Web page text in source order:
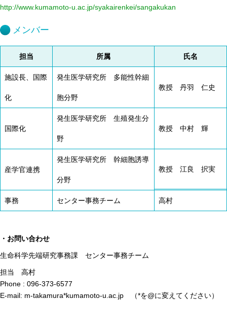
http://www.kumamoto-u.ac.jp/syakairenkei/sangakukan
メンバー
担当 所属 氏名
施設長、国際
化
発生医学研究所 多能性幹細
胞分野
教授 丹羽 仁史
国際化
発生医学研究所 生殖発生分
野
教授 中村 輝
産学官連携
発生医学研究所 幹細胞誘導
分野
教授 江良 択実
事務 センター事務チーム 高村
・お問い合わせ
生命科学先端研究事務課 センター事務チーム
担当 高村
Phone : 096-373-6577
E-mail: m-takamura*kumamoto-u.ac.jp （*を@に変えてください）